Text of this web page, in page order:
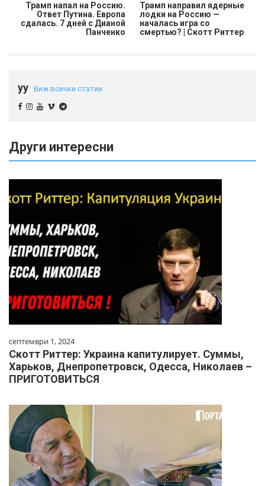
Трамп напал на Россию.
Ответ Путина. Европа
сдалась. 7 дней с Дианой
Панченко
Трамп направил ядерные
лодки на Россию —
началась игра со
смертью? | Скотт Риттер
yy Виж всички статии
Други интересни
септември 1, 2024
Скотт Риттер: Украина капитулирует. Суммы,
Харьков, Днепропетровск, Одесса, Николаев –
ПРИГОТОВИТЬСЯ